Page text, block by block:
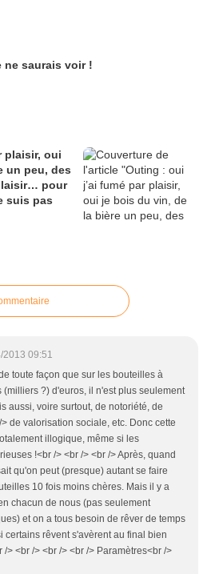
ne saurais voir !
plaisir, oui
un peu, des
pour
suis pas
2013 09:51
toute façon que sur les bouteilles à
?) d'euros, il n'est plus seulement
aussi, voire surtout, de notoriété, de
de valorisation sociale, etc. Donc cette
illogique, même si les
!<br /> <br /> <br /> Après, quand
qu'on peut (presque) autant se faire
10 fois moins chères. Mais il y a
chacun de nous (pas seulement
et on a tous besoin de rêver de temps
certains rêvent s'avèrent au final bien
/> <br /> <br /> <br /> Paramètres<br />